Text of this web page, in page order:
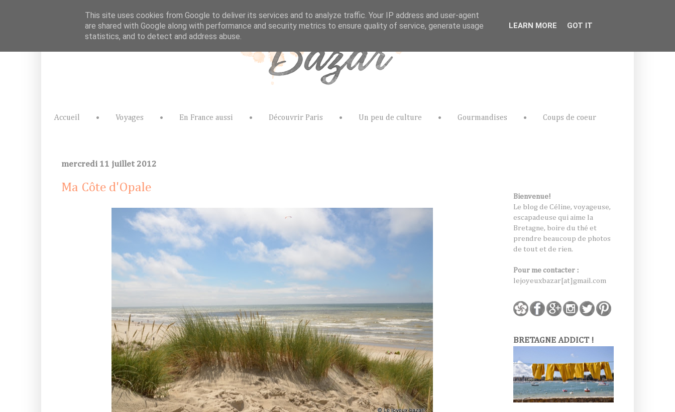
Accueil • Voyages • En France aussi • Découvrir Paris • Un peu de culture • Gourmandises • Coups de coeur
mercredi 11 juillet 2012
Ma Côte d'Opale
Bienvenue!
Le blog de Céline, voyageuse,
escapadeuse qui aime la
Bretagne, boire du thé et
prendre beaucoup de photos
de tout et de rien.
Pour me contacter :
lejoyeuxbazar[at]gmail.com
BRETAGNE ADDICT !
This site uses cookies from Google to deliver its services and to analyze traffic. Your IP address and user-agent
are shared with Google along with performance and security metrics to ensure quality of service, generate usage
statistics, and to detect and address abuse.
LEARN MORE GOT IT